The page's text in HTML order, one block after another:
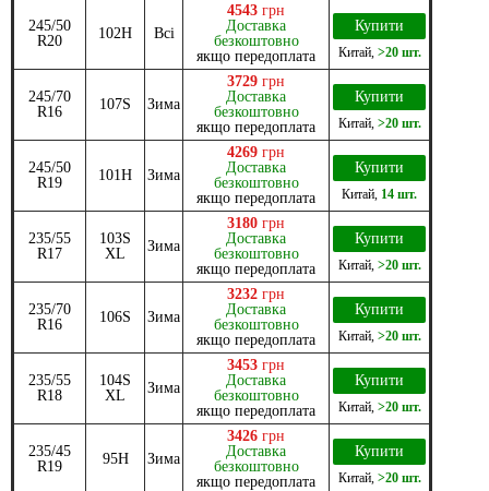
245/50
R20
102H Всі
4543 грн
Доставка
безкоштовно
якщо передоплата
Купити
Китай, >20 шт.
245/70
R16
107S Зима
3729 грн
Доставка
безкоштовно
якщо передоплата
Купити
Китай, >20 шт.
245/50
R19
101H Зима
4269 грн
Доставка
безкоштовно
якщо передоплата
Купити
Китай 14 шт.
235/55
R17
103S
XL
Зима
3180 грн
Доставка
безкоштовно
якщо передоплата
Купити
Китай, >20 шт.
235/70
R16
106S Зима
3232 грн
Доставка
безкоштовно
якщо передоплата
Купити
Китай, >20 шт.
235/55
R18
104S
XL
Зима
3453 грн
Доставка
безкоштовно
якщо передоплата
Купити
Китай, >20 шт.
235/45
R19
95H Зима
3426 грн
Доставка
безкоштовно
якщо передоплата
Купити
Китай, >20 шт.